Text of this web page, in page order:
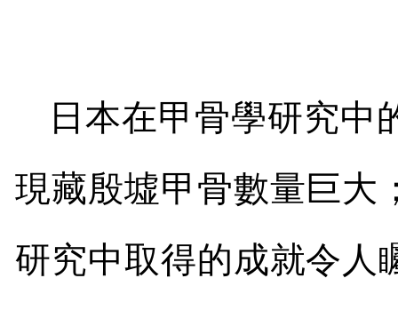
日本在甲骨學研究中
現藏殷墟甲骨數量巨大
研究中取得的成就令人